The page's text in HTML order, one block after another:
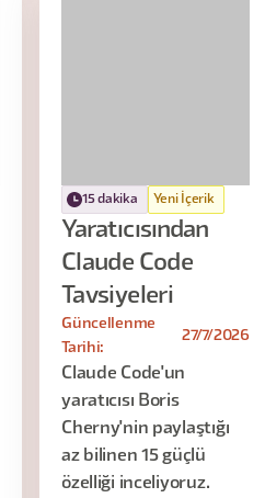
15 dakika Yeni İçerik
Yaratıcısından
Claude Code
Tavsiyeleri
Güncellenme
Tarihi:
27/7/2026
Claude Code'un
yaratıcısı Boris
Cherny'nin paylaştığı
az bilinen 15 güçlü
özelliği inceliyoruz.